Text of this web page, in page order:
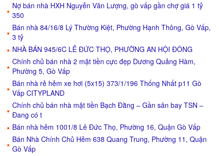
Nợ bán nhà HXH Nguyễn Văn Lượng, gò vấp gần chợ giá 1 tỷ
350
Bán nhà 84/16/8 Lý Thường Kiệt, Phường Hạnh Thông, Gò Vấp,
3 tỷ
NHÀ BÁN 945/6C LÊ ĐỨC THỌ, PHƯỜNG AN HỘI ĐÔNG
Chính chủ bán nhà 2 mặt tiền cực đẹp Dương Quảng Hàm,
Phường 5, Gò Vấp
Bán nhà rẻ hẻm xe hơi (5x15) 373/1/196 Thống Nhất p11 Gò
Vấp CITYPLAND
Chính chủ bán nhà mặt tiền Bạch Đằng – Gần sân bay TSN –
Đang có t
Bán nhà hẻm 1001/8 Lê Đức Thọ, Phường 16, Quận Gò Vấp
Bán Nhà Chính Chủ Hẻm 638 Quang Trung, Phường 11, Quận
Gò Vấp